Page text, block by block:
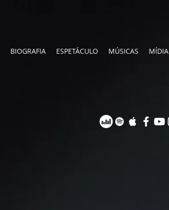
BIOGRAFIA ESPETÁCULO MÚSICAS MÍDIA